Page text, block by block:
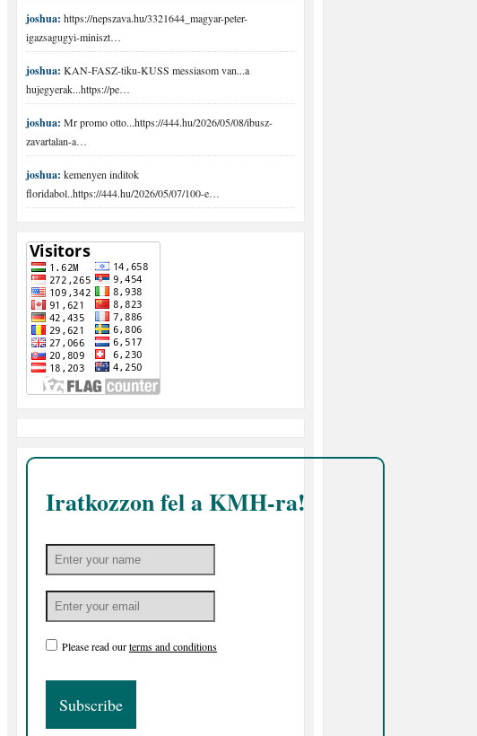
joshua: https://nepszava.hu/3321644_magyar-peter-
igazsagugyi-miniszt…
joshua: KAN-FASZ-tiku-KUSS messiasom van...a
hujegyerak...https://pe…
joshua: Mr promo otto...https://444.hu/2026/05/08/ibusz-
zavartalan-a…
joshua: kemenyen inditok
floridabol..https://444.hu/2026/05/07/100-e…
Iratkozzon fel a KMH-ra!
Please read ourterms and conditions